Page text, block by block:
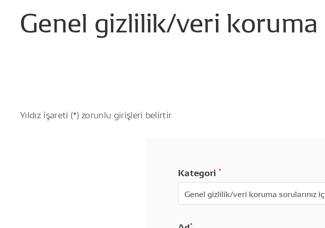
Genel gizlilik/veri koruma
Yıldız işareti (*) zorunlu girişleri belirtir
Kategori *
*